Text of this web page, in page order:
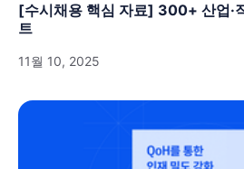
[수시채용 핵심 자료] 300+ 산업·
트
11월 10, 2025